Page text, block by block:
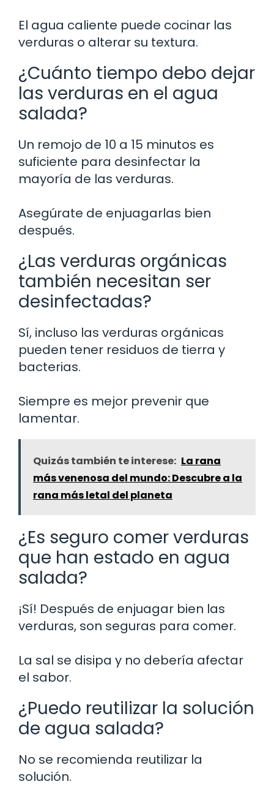
El agua caliente puede cocinar las
verduras o alterar su textura.
¿Cuánto tiempo debo dejar
las verduras en el agua
salada?
Un remojo de 10 a 15 minutos es
suficiente para desinfectar la
mayoría de las verduras.
Asegúrate de enjuagarlas bien
después.
¿Las verduras orgánicas
también necesitan ser
desinfectadas?
Sí, incluso las verduras orgánicas
pueden tener residuos de tierra y
bacterias.
Siempre es mejor prevenir que
lamentar.
Quizás también te interese: La rana
más venenosa del mundo: Descubre a la
rana más letal del planeta
¿Es seguro comer verduras
que han estado en agua
salada?
¡Sí! Después de enjuagar bien las
verduras, son seguras para comer.
La sal se disipa y no debería afectar
el sabor.
¿Puedo reutilizar la solución
de agua salada?
No se recomienda reutilizar la
solución.